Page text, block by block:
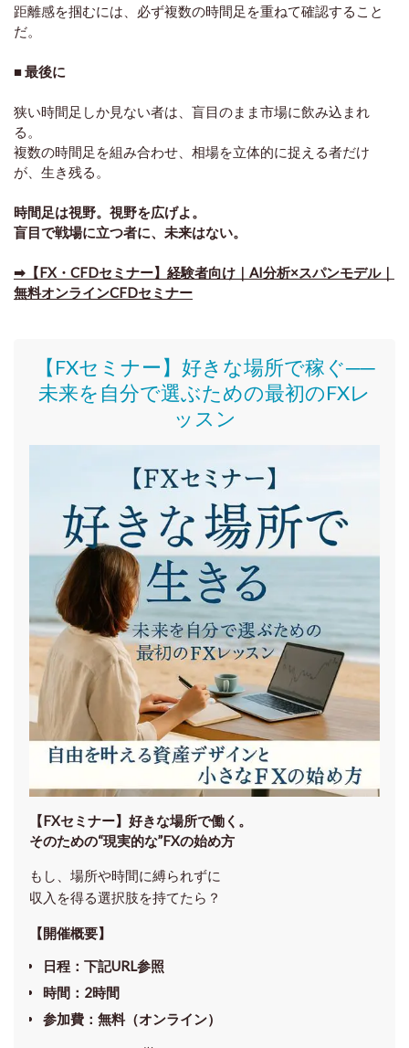
距離感を掴むには、必ず複数の時間足を重ねて確認すること
だ。
■ 最後に
狭い時間足しか見ない者は、盲目のまま市場に飲み込まれ
る。
複数の時間足を組み合わせ、相場を立体的に捉える者だけ
が、生き残る。
時間足は視野。視野を広げよ。
盲目で戦場に立つ者に、未来はない。
➡【FX・CFDセミナー】経験者向け｜AI分析×スパンモデル｜
無料オンラインCFDセミナー
【FXセミナー】好きな場所で稼ぐ──
未来を自分で選ぶための最初のFXレ
ッスン
【FXセミナー】 好きな場所で働く。
そのための“現実的な”FXの始め方
もし、場所や時間に縛られずに
収入を得る選択肢を持てたら？
【開催概要】
日程：下記URL参照
時間： 2時間
参加費： 無料（オンライン）